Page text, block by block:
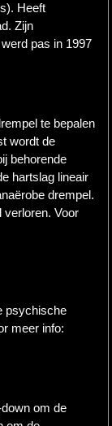
Heeft
Zijn
pas in 1997
te bepalen
wordt de
behorende
hartslag lineair
drempel.
verloren. Voor
psychische
meer info:
om de